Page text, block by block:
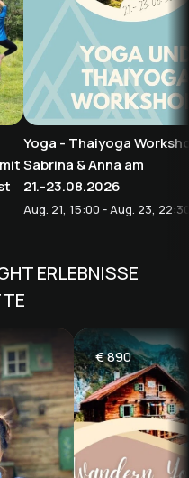
Yoga - Thaiyoga
Sabrina & Anna am
21.-23.08.2026
Aug. 21, 15:00 - Aug. 23,
ERLEBNISSE
€890